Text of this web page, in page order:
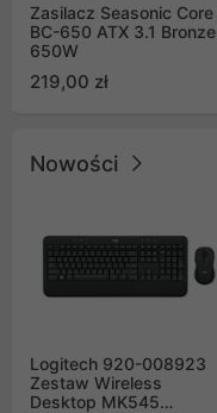
Zasilacz Seasonic Core
BC-650 ATX 3.1 Bronze
650W
219,00 zł
Nowości
Logitech 920-008923
Zestaw Wireless
Desktop MK545